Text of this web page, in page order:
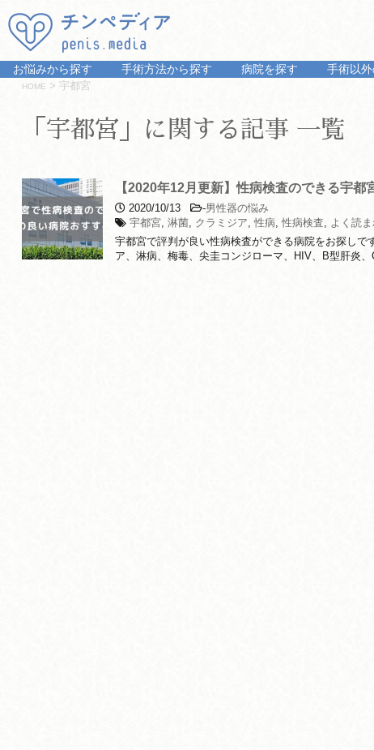
お悩みから探す 手術方法から探す 病院を探す 手術以
HOME > 宇都宮
「宇都宮」に関する記事 一覧
【2020年12月更新】性病検査のできる宇
2020/10/13 -男性器の悩み
宇都宮, 淋菌, クラミジア, 性病, 性病検査, よく読
宇都宮で評判が良い性病検査ができる病院をお探し
ア、淋病、梅毒、尖圭コンジローマ、HIV、B型肝炎